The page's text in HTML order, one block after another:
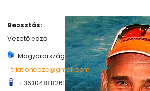
Beosztás:
Vezető edző
Magyarország
triatlonedzo@gmail.com
+36304888261